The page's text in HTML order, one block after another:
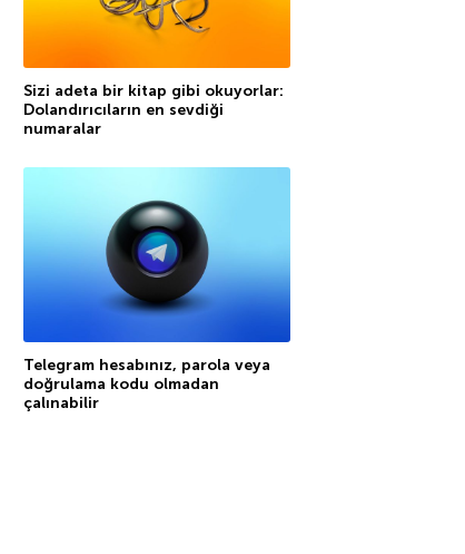
Sizi adeta bir kitap gibi okuyorlar:
Dolandırıcıların en sevdiği
numaralar
Telegram hesabınız, parola veya
doğrulama kodu olmadan
çalınabilir